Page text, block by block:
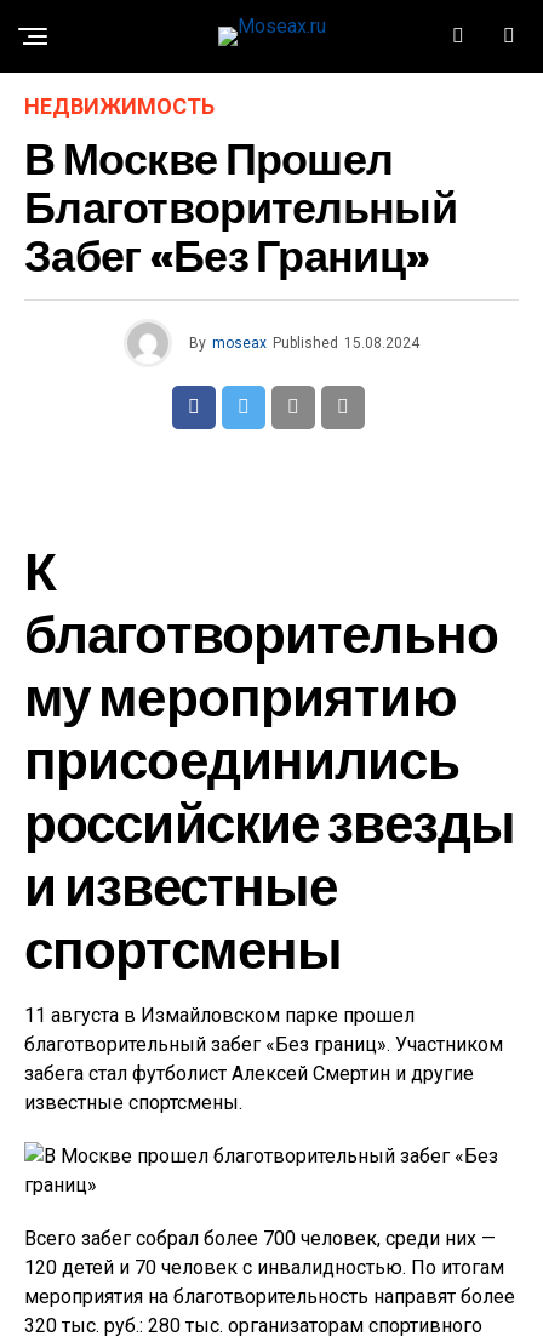
НЕДВИЖИМОСТЬ
В Москве Прошел
Благотворительный
Забег «Без Границ»
By moseax Published 15.08.2024
К
благотворительно
му мероприятию
присоединились
российские звезды
и известные
спортсмены
11 августа в Измайловском парке прошел
благотворительный забег «Без границ». Участником
забега стал футболист Алексей Смертин и другие
известные спортсмены.
Всего забег собрал более 700 человек, среди них —
120 детей и 70 человек с инвалидностью. По итогам
мероприятия на благотворительность направят более
320 тыс. руб.: 280 тыс. организаторам спортивного